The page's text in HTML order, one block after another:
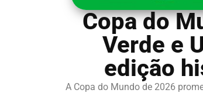
Copa do
Verde e
edição
A Copa do Mundo de 2026